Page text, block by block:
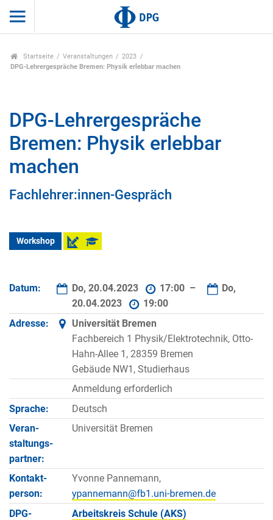
Startseite Veranstaltungen
2023
DPG-Lehrergespräche Bremen: Physik erlebbar machen
DPG-Lehrergespräche
Bremen: Physik erlebbar
machen
Fachlehrer:innen-Gespräch
Workshop
Datum: Do, 20.04.2023 17:00 –
Do,
20.04.2023
19:00
Adresse:
Universität Bremen
Fachbereich 1 Physik/Elektrotechnik, Otto-
Hahn-Allee 1, 28359 Bremen
Gebäude NW1, Studierhaus
Anmeldung erforderlich
Sprache:
Deutsch
Veran­
staltungs­
partner:
Universität Bremen
Kontakt­
person:
Yvonne Pannemann,
DPG-
Arbeitskreis Schule (AKS)